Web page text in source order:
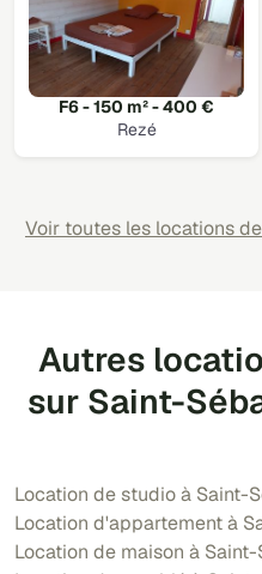
F6 - 150 m² - 400 €
Rezé
Voir toutes les locations
Autres
sur Saint-
Location de studio à Saint-
Location d'appartement à
Location de maison à